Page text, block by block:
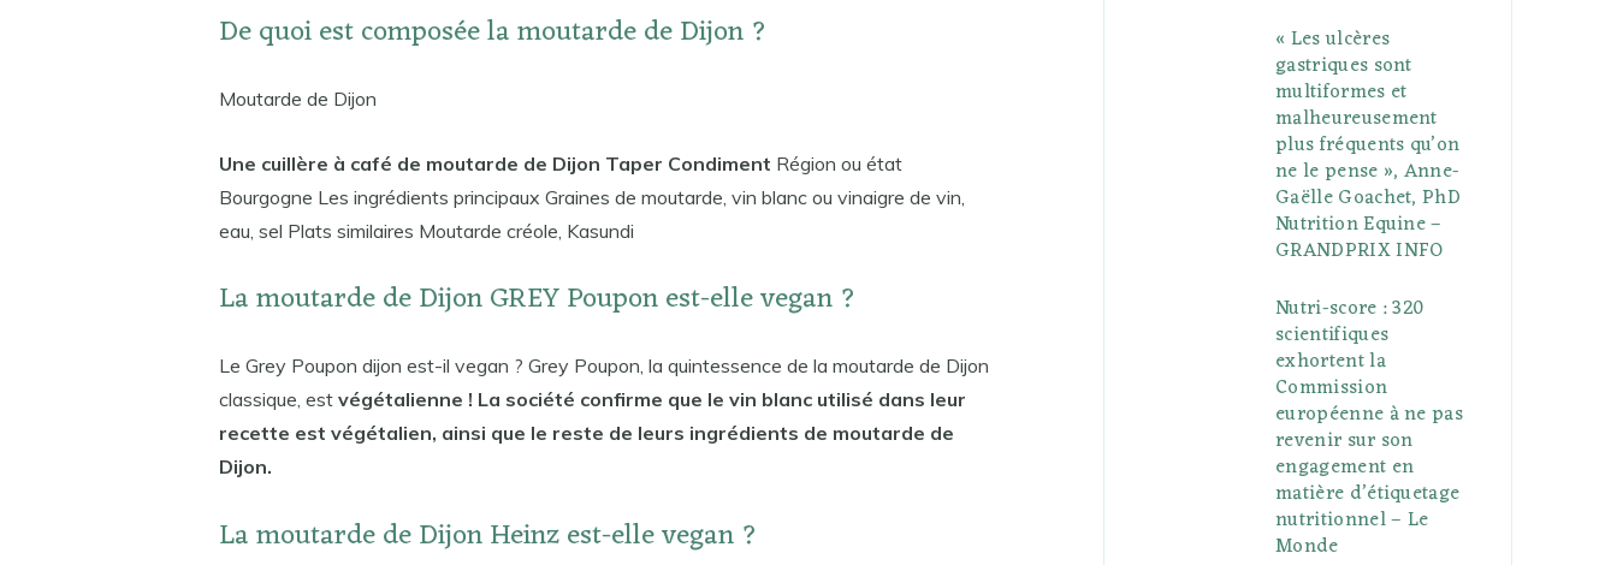
De quoi est composée la moutarde de Dijon ?
Moutarde de Dijon
Une cuillère à café de moutarde de Dijon Taper Condiment Région ou état
Bourgogne Les ingrédients principaux Graines de moutarde, vin blanc ou vinaigre de vin,
eau, sel Plats similaires Moutarde créole, Kasundi
La moutarde de Dijon GREY Poupon est-elle vegan ?
Le Grey Poupon dijon est-il vegan ? Grey Poupon, la quintessence de la moutarde de Dijon
classique, est végétalienne ! La société confirme que le vin blanc utilisé dans leur
recette est végétalien, ainsi que le reste de leurs ingrédients de moutarde de
Dijon.
La moutarde de Dijon Heinz est-elle vegan ?
« Les ulcères
gastriques sont
multiformes et
malheureusement
plus fréquents qu’on
ne le pense », Anne-
Gaëlle Goachet, PhD
Nutrition Equine –
GRANDPRIX INFO
Nutri-score : 320
scientifiques
exhortent la
Commission
européenne à ne pas
revenir sur son
engagement en
matière d’étiquetage
nutritionnel – Le
Monde